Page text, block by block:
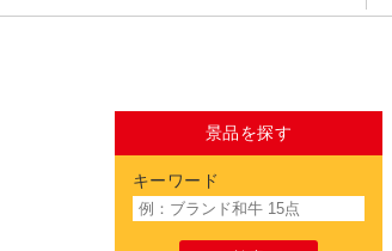
景品を探す
キーワード